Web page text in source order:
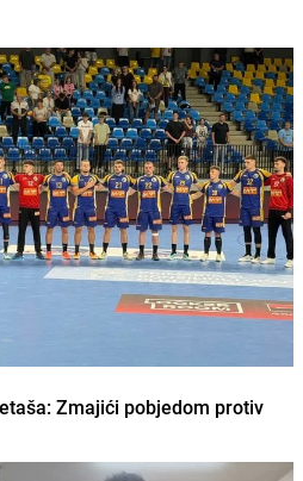
Zmajići pobjedom protiv